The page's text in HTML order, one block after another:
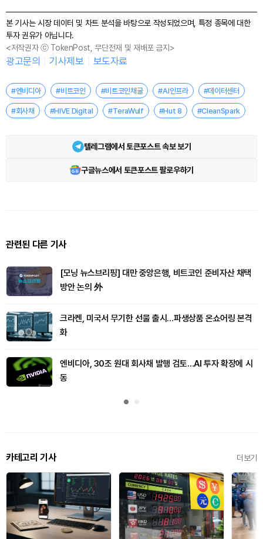
본 기사는 시장 데이터 및 차트 분석을 바탕으로 작성되었으며, 특정 종목에 대한
투자 권유가 아닙니다.
<저작권자 ⓒ TokenPost, 무단전재 및 재배포 금지>
광고문의 기사제보 보도자료
#엔비디아 #비트코인 #비트코인채굴 #AI인프라 #데이터센터
#회사채 #HIVE Digital #TeraWulf #Hut 8 #CleanSpark
텔레그램에서 토큰포스트 속보 보기
구글뉴스에서 토큰포스트 팔로우하기
관련된 다른 기사
[모닝 뉴스브리핑] 대만 중앙은행, 비트코인 준비자산 채택
방안 논의 外
크라켄, 미국서 무기한 선물 출시…파생상품 온쇼어링 본격
화
엔비디아, 30조 원대 회사채 발행 검토…AI 투자 확장에 시
동
카테고리 기사 더보기